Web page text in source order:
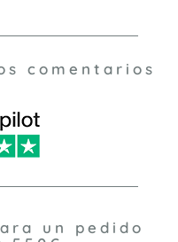
comentarios
un pedido